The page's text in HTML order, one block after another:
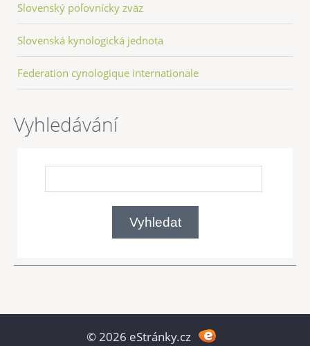
Slovenský poľovnícky zväz
Slovenská kynologická jednota
Federation cynologique internationale
Vyhledávání
© 2026 eStránky.cz